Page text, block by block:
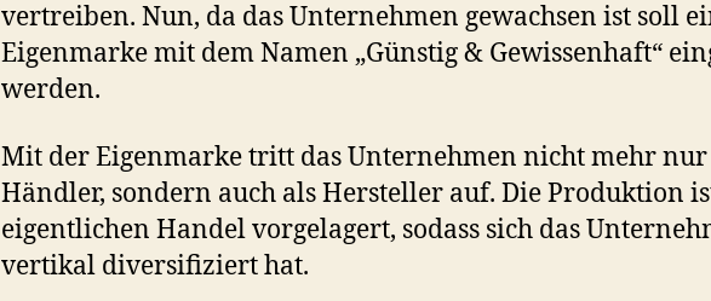
vertreiben. Nun, da das Unternehmen gewachsen ist soll
Eigenmarke mit dem Namen „Günstig & Gewissenhaft“
werden.
Mit der Eigenmarke tritt das Unternehmen nicht mehr nur
Händler, sondern auch als Hersteller auf. Die Produktion
eigentlichen Handel vorgelagert, sodass sich das
vertikal diversifiziert hat.